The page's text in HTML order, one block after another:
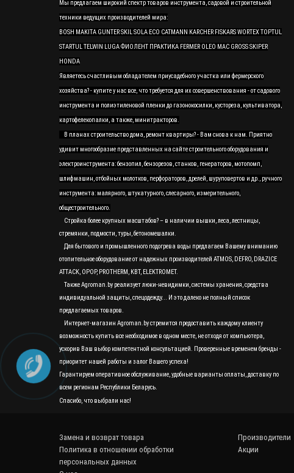
Мы предлагаем широкий спектр товаров инструмента, садовой и строительной
техники ведущих производителей мира:
BOSH MAKITA GUNTER SKIL SOLA ECO CATMANN KARCHER FISKARS WORTEX TOPTUL
STARTUL TELWIN LUGA ФИОЛЕНТ ПРАКТИКА FERMER OLEO MAC GROSS SKIPER
HONDA
Являетесь счастливым обладателем приусадебного участка или фермерского
хозяйства? - купите у нас все, что требуется для их совершенствования - от садового
инструмента и полиэтиленовой пленки до газонокосилки, кустореза, культиватора,
картофелекопалки, а также, минитракторов.
В планах строительство дома, ремонт квартиры? - Вам снова к нам. Приятно
удивит многообразие представленных на сайте строительного оборудования и
электроинструмента: бензопил, бензорезов, станков, генераторов, мотопомп,
шлифмашин, отбойных молотков, перфораторов, дрелей, шуруповертов и др., ручного
инструмента: малярного, штукатурного, слесарного, измерительного,
общестроительного.
Стройка более крупных масштабов? – в наличии вышки, леса, лестницы,
стремянки, подмости, туры, бетономешалки.
Для бытового и промышленного подогрева воды предлагаем Вашему вниманию
отопительное оборудование от надежных производителей ATMOS, DEFRO, DRAZICE
ATTACK, OPOP, PROTHERM, KBT, ELEKTROMET.
Также Agroman.by реализует люки-невидимки, системы хранения, средства
индивидуальной защиты, спецодежду... И это далеко не полный список
предлагаемых товаров.
Интернет-магазин Agroman.by стремится предоставить каждому клиенту
возможность купить все необходимое в одном месте, не отходя от компьютера,
ускорив Ваш выбор компетентной консультацией. Проверенные временем бренды -
приоритет нашей работы и залог Вашего успеха!
Гарантируем оперативное обслуживание, удобные варианты оплаты, доставку по
всем регионам Республики Беларусь.
Спасибо, что выбрали нас!
Замена и возврат товара
Политика в отношении обработки
персональных данных
Производители
Акции